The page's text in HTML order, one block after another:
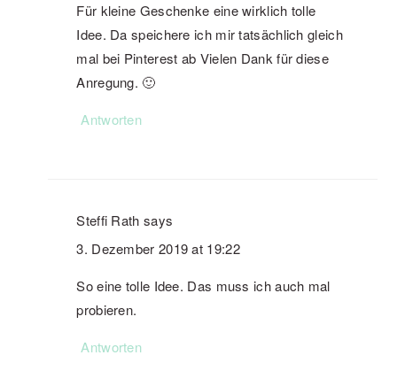
Für kleine Geschenke eine wirklich tolle
Idee. Da speichere ich mir tatsächlich gleich
mal bei Pinterest ab Vielen Dank für diese
Anregung. 🙂
Antworten
Steffi Rath says
3. Dezember 2019 at 19:22
So eine tolle Idee. Das muss ich auch mal
probieren.
Antworten